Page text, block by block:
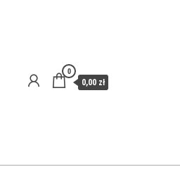
0
0,00 zł